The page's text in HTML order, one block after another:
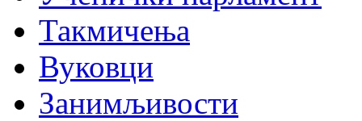
Такмичења
Вуковци
Занимљивости